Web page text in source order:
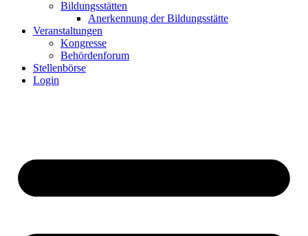
Bildungsstätten
Anerkennung der Bildungsstätte
Veranstaltungen
Kongresse
Behördenforum
Stellenbörse
Login